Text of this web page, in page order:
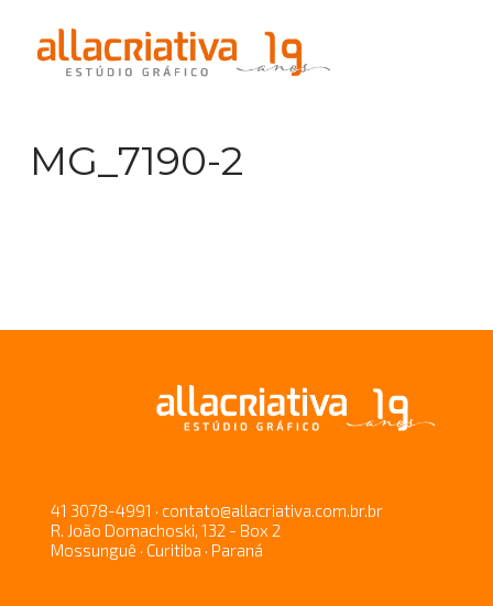
MG_7190-2
41 3078-4991 · contato@allacriativa.com.br.br
R. João Domachoski, 132 - Box 2
Mossunguê · Curitiba · Paraná